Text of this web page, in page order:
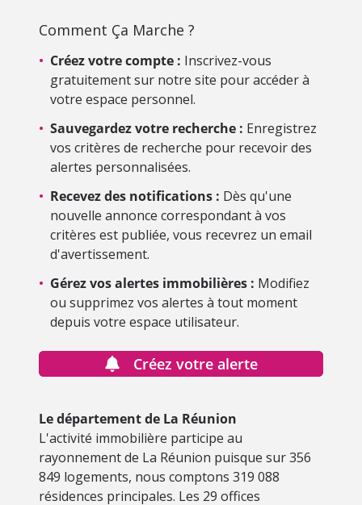
Comment Ça Marche ?
• Créez votre compte : Inscrivez-vous
gratuitement sur notre site pour accéder à
votre espace personnel.
• Sauvegardez votre recherche : Enregistrez
vos critères de recherche pour recevoir des
alertes personnalisées.
• Recevez des notifications : Dès qu'une
nouvelle annonce correspondant à vos
critères est publiée, vous recevrez un email
d'avertissement.
• Gérez vos alertes immobilières : Modifiez
ou supprimez vos alertes à tout moment
depuis votre espace utilisateur.
Créez votre alerte
Le département de La Réunion
L'activité immobilière participe au
rayonnement de La Réunion puisque sur 356
849 logements, nous comptons 319 088
résidences principales. Les 29 offices